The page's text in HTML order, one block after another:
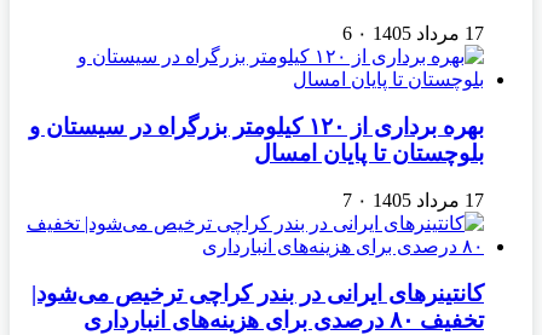
17 مرداد 1405 ۰ 6
بهره برداری از ۱۲۰ کیلومتر بزرگراه در سیستان و
بلوچستان تا پایان امسال
17 مرداد 1405 ۰ 7
کانتینرهای ایرانی در بندر کراچی ترخیص می‌شود|
تخفیف ۸۰ درصدی برای هزینه‌های انبارداری